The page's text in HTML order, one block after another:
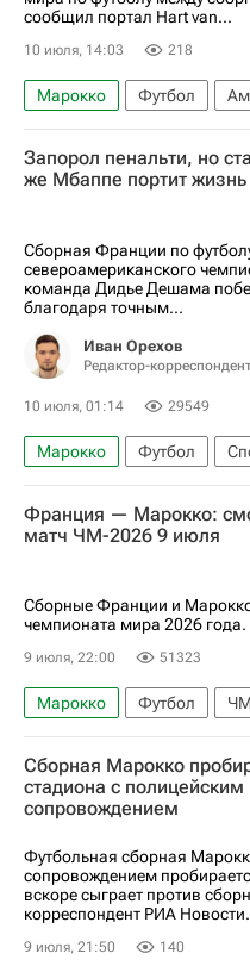
сообщил портал Hart van...
10 июля, 14:03 218
Марокко Футбол
Роттердам
В мире
Нидерланды
Франция
Запорол пенальти, но
же Мбаппе портит
Сборная Франции по
североамериканского
команда Дидье Дешама
благодаря точным...
Иван Орехов
Редактор-
10 июля, 01:14 29549
Марокко Футбол
Авторы РИА Новости Спорт
Материалы РИА Спорт
Усман Дембеле
Яссин Буну
Майк Меньян
Франция — Марокко:
матч ЧМ-2026 9 июля
Сборные Франции и
чемпионата мира 2026 года.
9 июля, 22:00 51323
Марокко Футбол
Франция
Сборная Марокко
стадиона с полицейским
сопровождением
Футбольная сборная
сопровождением
вскоре сыграет против
корреспондент РИА Новости.
9 июля, 21:50 140